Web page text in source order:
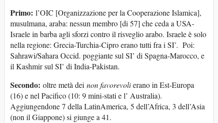
Primo: l’OIC [Organizzazione per la Cooperazione Islamica],
musulmana, araba: nessun membro [di 57] che ceda a USA-
Israele in barba agli sforzi contro il risveglio arabo. Israele è solo
nella regione: Grecia-Turchia-Cipro erano tutti fra i SI’. Poi:
Sahrawi/Sahara Occid. poggiante sul SI’ di Spagna-Marocco, e
il Kashmir sul SI’ di India-Pakistan.
Secondo: oltre metà dei non favorevolierano in Est-Europa
(16) e nel Pacifico (10: 9 mini-stati e l’ Australia).
Aggiungendone 7 della LatinAmerica, 5 dell’Africa, 3 dell’Asia
(non il Giappone) si giunge a 41.